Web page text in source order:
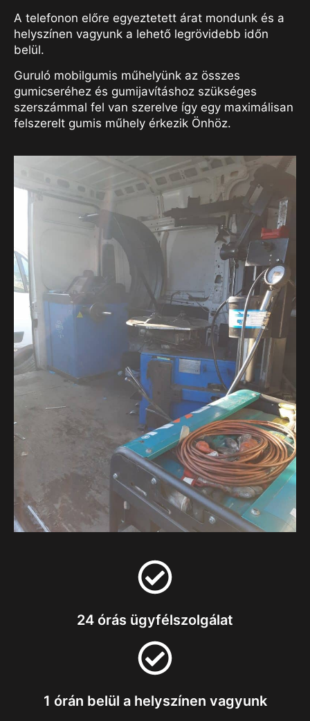
A telefonon előre egyeztetett árat mondunk és a
helyszínen vagyunk a lehető legrövidebb időn
belül.
Guruló mobilgumis műhelyünk az összes
gumicseréhez és gumijavításhoz szükséges
szerszámmal fel van szerelve így egy maximálisan
felszerelt gumis műhely érkezik Önhöz.
24 órás ügyfélszolgálat
1 órán belül a helyszínen vagyunk